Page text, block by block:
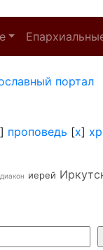
портал
] проповедь [x]
диакон иерей